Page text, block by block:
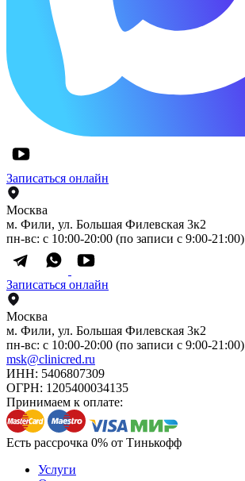
Записаться онлайн
Москва
м. Фили, ул. Большая Филевская 3к2
пн-вс: с 10:00-20:00 (по записи с 9:00-21:00)
Записаться онлайн
Москва
м. Фили, ул. Большая Филевская 3к2
пн-вс: с 10:00-20:00 (по записи с 9:00-21:00)
msk@clinicred.ru
ИНН: 5406807309
ОГРН: 1205400034135
Принимаем к оплате:
Есть рассрочка 0% от Тинькофф
Услуги